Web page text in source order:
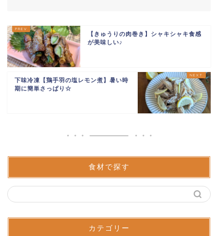
【きゅうりの肉巻き】シャキシャキ食感
が美味しい♪
下味冷凍【鶏手羽の塩レモン煮】暑い時
期に簡単さっぱり☆
食材で探す
カテゴリー